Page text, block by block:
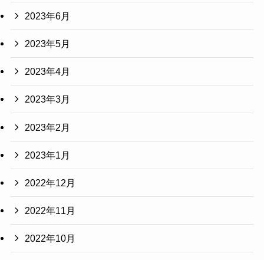
2023年6月
2023年5月
2023年4月
2023年3月
2023年2月
2023年1月
2022年12月
2022年11月
2022年10月